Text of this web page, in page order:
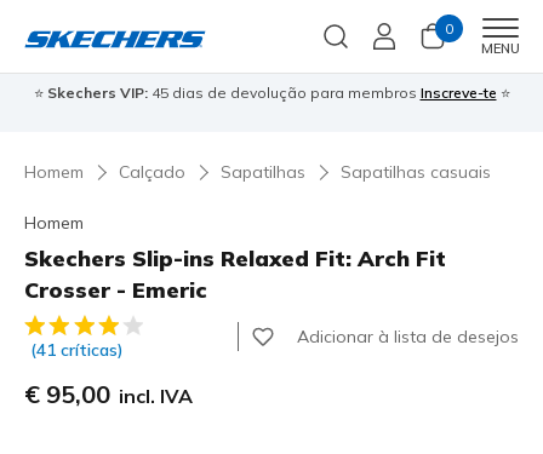
0
MENU
⭐ Skechers VIP:45 dias de devolução para membros Inscreve-te ⭐
Homem Calçado Sapatilhas Sapatilhas casuais
Homem
Skechers Slip-ins Relaxed Fit: Arch Fit
Crosser - Emeric
5 de 5 – Classificação do cliente
(41 críticas)
Adicionar à lista de desejos
€ 95,00 incl. IVA